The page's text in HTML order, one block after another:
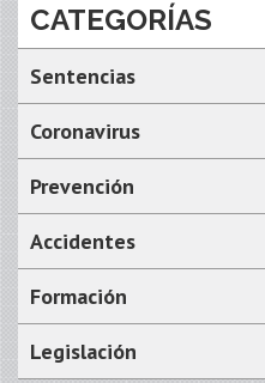
CATEGORÍAS
Sentencias
Coronavirus
Prevención
Accidentes
Formación
Legislación